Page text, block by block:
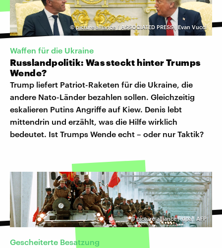
©picture alliance / ASSOCIATED PRESS | Evan Vucci
Waffen für die Ukraine
Russlandpolitik: Was steckt hinter Trumps
Wende?
Trump liefert Patriot-Raketen für die Ukraine, die
andere Nato-Länder bezahlen sollen. Gleichzeitig
eskalieren Putins Angriffe auf Kiew. Denis lebt
mittendrin und erzählt, was die Hilfe wirklich
bedeutet. Ist Trumps Wende echt – oder nur Taktik?
©picture-alliance / dpa | AFP
Gescheiterte Besatzung